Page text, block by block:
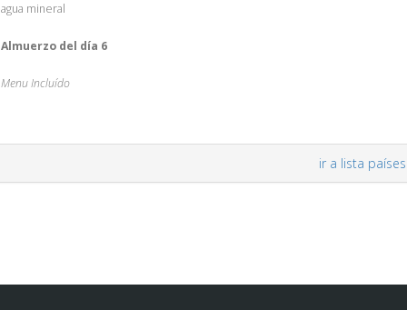
agua mineral
Almuerzo del día 6
Menu Incluído
ir a lista países